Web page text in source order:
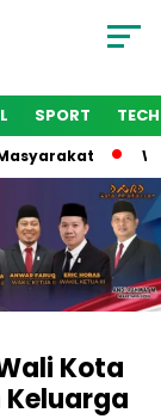
SPORT
Wakil
Kota
Keluarga